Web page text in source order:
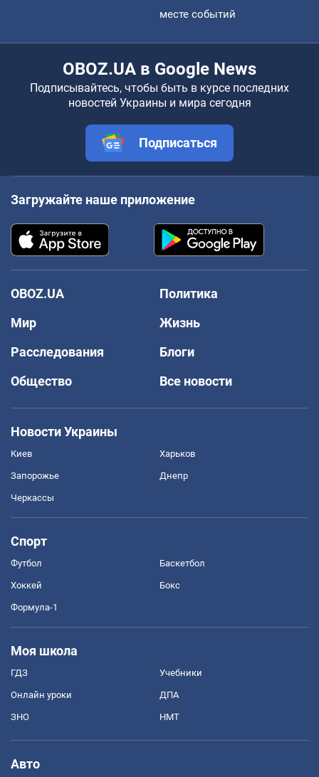
месте событий
OBOZ.UA в Google News
Подписывайтесь, чтобы быть в курсе последних
новостей Украины и мира сегодня
Подписаться
Загружайте наше приложение
OBOZ.UA
Политика
Мир
Жизнь
Расследования
Блоги
Общество
Все новости
Новости Украины
Киев Харьков
Запорожье Днепр
Черкассы
Спорт
Футбол Баскетбол
Хоккей Бокс
Формула-1
Моя школа
ГДЗ Учебники
Онлайн уроки ДПА
ЗНО НМТ
Авто